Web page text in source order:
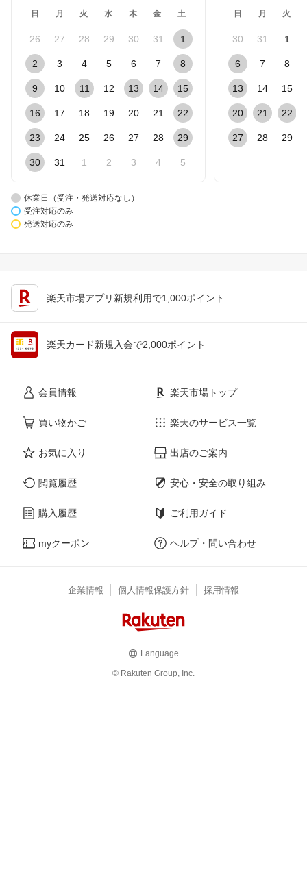
日 月 火 水 木 金 土
26 27 28 29 30 31 1
2 3 4 5 6 7 8
9 10 11 12 13 14 15
16 17 18 19 20 21 22
23 24 25 26 27 28 29
30 31 1 2 3 4 5
日 月 火
30 31 1
6 7 8
13 14 15
20 21 22
27 28 29
休業日（受注・発送対応なし）
受注対応のみ
発送対応のみ
楽天市場アプリ新規利用で1,000ポイント
楽天カード新規入会で2,000ポイント
会員情報
買い物かご
お気に入り
閲覧履歴
購入履歴
myクーポン
楽天市場トップ
楽天のサービス一覧
出店のご案内
安心・安全の取り組み
ご利用ガイド
ヘルプ・問い合わせ
企業情報 個人情報保護方針 採用情報
Language
© Rakuten Group, Inc.